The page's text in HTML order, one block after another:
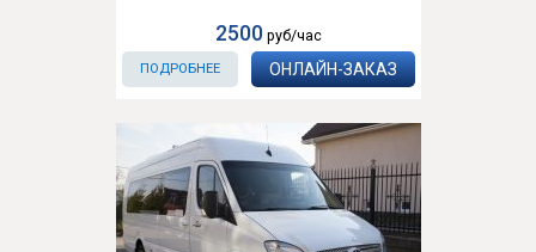
2500 руб/час
ПОДРОБНЕЕ ОНЛАЙН-ЗАКАЗ